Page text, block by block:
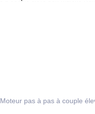
Moteur pas à pas à couple